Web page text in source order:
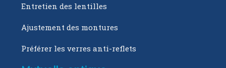
Entretien des lentilles
Ajustement des montures
Préférer les verres anti-reflets